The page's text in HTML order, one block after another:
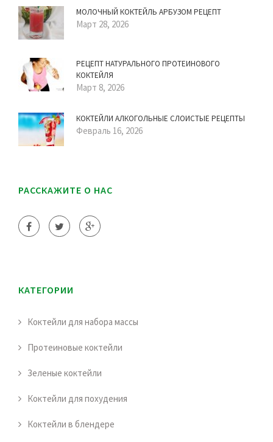
МОЛОЧНЫЙ КОКТЕЙЛЬ АРБУЗОМ РЕЦЕПТ
Март 28, 2026
РЕЦЕПТ НАТУРАЛЬНОГО ПРОТЕИНОВОГО
КОКТЕЙЛЯ
Март 8, 2026
КОКТЕЙЛИ АЛКОГОЛЬНЫЕ СЛОИСТЫЕ РЕЦЕПТЫ
Февраль 16, 2026
РАССКАЖИТЕ О НАС
КАТЕГОРИИ
Коктейли для набора массы
Протеиновые коктейли
Зеленые коктейли
Коктейли для похудения
Коктейли в блендере